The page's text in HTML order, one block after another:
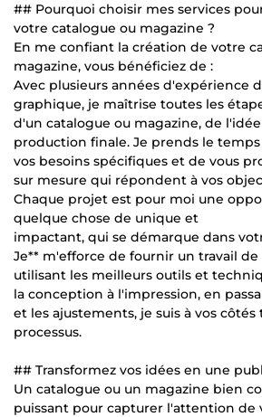
## Pourquoi choisir mes services
votre catalogue ou magazine ?
En me confiant la création de votre
magazine, vous bénéficiez de :
Avec plusieurs années d'expérience
graphique, je maîtrise toutes les
d'un catalogue ou magazine, de
production finale. Je prends le
vos besoins spécifiques et de vous
sur mesure qui répondent à vos
Chaque projet est pour moi une
quelque chose de unique et
impactant, qui se démarque dans
Je** m'efforce de fournir un travail
utilisant les meilleurs outils et
la conception à l'impression, en
et les ajustements, je suis à vos
processus.
## Transformez vos idées en une
Un catalogue ou un magazine bien
puissant pour capturer l'attention de